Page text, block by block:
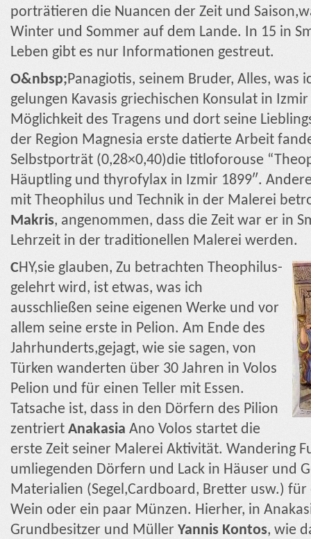
porträtieren die Nuancen der Zeit und
Winter und Sommer auf dem Lande. In 15 in
Leben gibt es nur Informationen gestreut.
Ο&nbsp;Panagiotis, seinem Bruder, Alles, was
gelungen Kavasis griechischen Konsulat in
Möglichkeit des Tragens und dort seine
der Region Magnesia erste datierte Arbeit
Selbstporträt (0,28×0,40)die titloforouse
Häuptling und thyrofylax in Izmir 1899″.
mit Theophilus und Technik in der Malerei
Makris, angenommen, dass die Zeit war er in
Lehrzeit in der traditionellen Malerei werden.
CHY,sie glauben, Zu betrachten Theophilus-
gelehrt wird, ist etwas, was ich
ausschließen seine eigenen Werke und vor
allem seine erste in Pelion. Am Ende des
Jahrhunderts,gejagt, wie sie sagen, von
Türken wanderten über 30 Jahren in Volos
Pelion und für einen Teller mit Essen.
Tatsache ist, dass in den Dörfern des Pilion
zentriert Anakasia Ano Volos startet die
erste Zeit seiner Malerei Aktivität. Wandering
umliegenden Dörfern und Lack in Häuser und
Materialien (Segel,Cardboard, Bretter usw.) für
Wein oder ein paar Münzen. Hierher, in
Grundbesitzer und Müller Yannis Kontos, wie